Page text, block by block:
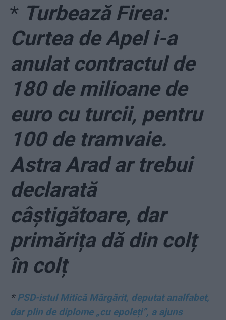
* Turbează Firea:
Curtea de Apel i-a
anulat contractul de
180 de milioane de
euro cu turcii, pentru
100 de tramvaie.
Astra Arad ar trebui
declarată
câștigătoare, dar
primărița dă din colț
în colț
*PSD-istul Mitică Mărgărit, deputat analfabet,
dar plin de diplome „cu epoleți”, a ajuns